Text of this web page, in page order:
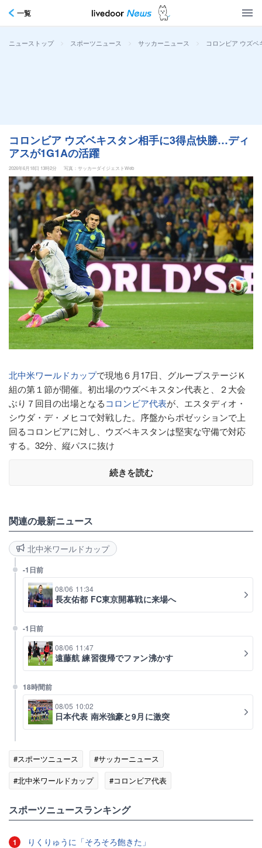
一覧
ニューストップ > スポーツニュース > サッカーニュース > コロンビア ウズ
コロンビア ウズベキスタン相手に3得点快勝…ディ
アスが1G1Aの活躍
2026年6月18日 13時2分 写真：サッカーダイジェストWeb
北中米ワールドカップで現地６月17日、グループステージＫ
組の第１節が開催。初出場のウズベキスタン代表と、２大会
ぶり７回目の出場となるコロンビア代表が、エスタディオ・
シウダ・デ・メヒコで対戦した。序盤からポゼッションで上
回るコロンビアに対し、ウズベキスタンは堅実な守備で対応
する。32分、縦パスに抜け
続きを読む
関連の最新ニュース
北中米ワールドカップ
-1日前
08/06 11:34
長友佑都 FC東京開幕戦に来場へ
-1日前
08/06 11:47
遠藤航 練習復帰でファン沸かす
18時間前
08/05 10:02
日本代表 南米強豪と9月に激突
#スポーツニュース
#サッカーニュース
#北中米ワールドカップ
#コロンビア代表
スポーツニュースランキング
1 りくりゅうに「そろそろ飽きた」